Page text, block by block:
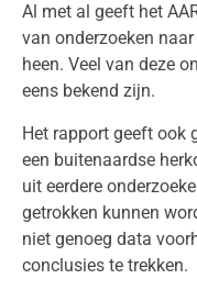
Al met al geeft het
van onderzoeken
heen. Veel van deze
eens bekend zijn.
Het rapport geeft ook
een buitenaardse
uit eerdere
getrokken kunnen
niet genoeg data
conclusies te trekken.